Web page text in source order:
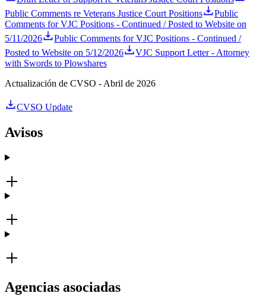
Public Comments re Veterans Justice Court Positions
Public
Comments for VJC Positions - Continued / Posted to Website on
5/11/2026
Public Comments for VJC Positions - Continued /
Posted to Website on 5/12/2026
VJC Support Letter - Attorney
with Swords to Plowshares
Actualización de CVSO - Abril de 2026
CVSO Update
Avisos
Agencias asociadas